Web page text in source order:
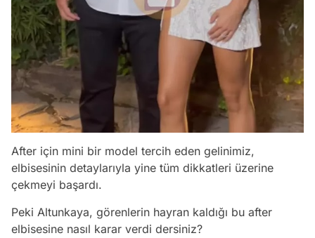
After için mini bir model tercih eden gelinimiz,
elbisesinin detaylarıyla yine tüm dikkatleri üzerine
çekmeyi başardı.
Peki Altunkaya, görenlerin hayran kaldığı bu after
elbisesine nasıl karar verdi dersiniz?